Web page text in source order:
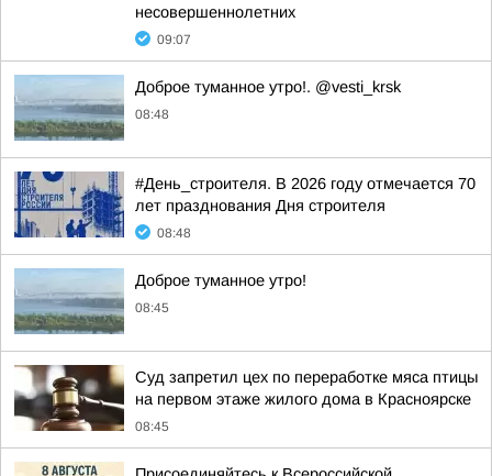
несовершеннолетних
09:07
Доброе туманное утро!. @vesti_krsk
08:48
#День_строителя. В 2026 году отмечается 70
лет празднования Дня строителя
08:48
Доброе туманное утро!
08:45
Суд запретил цех по переработке мяса птицы
на первом этаже жилого дома в Красноярске
08:45